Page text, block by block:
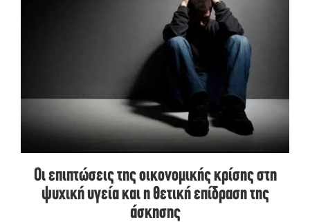
Οι επιπτώσεις της οικονομικής κρίσης στη
ψυχική υγεία και η θετική επίδραση της
άσκησης